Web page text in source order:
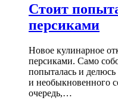
Стоит
персиками
Новое кулинарное
персиками. Само
попыталась и
и необыкновенного
очередь,…